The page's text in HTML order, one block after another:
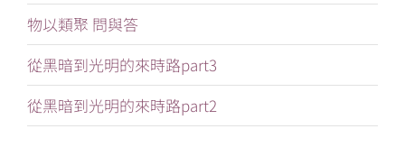
物以類聚 問與答
從黑暗到光明的來時路part3
從黑暗到光明的來時路part2